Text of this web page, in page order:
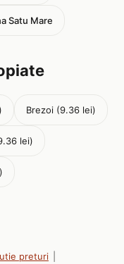
Satu Mare
Brezoi (9.36 lei)
lei)
preturi